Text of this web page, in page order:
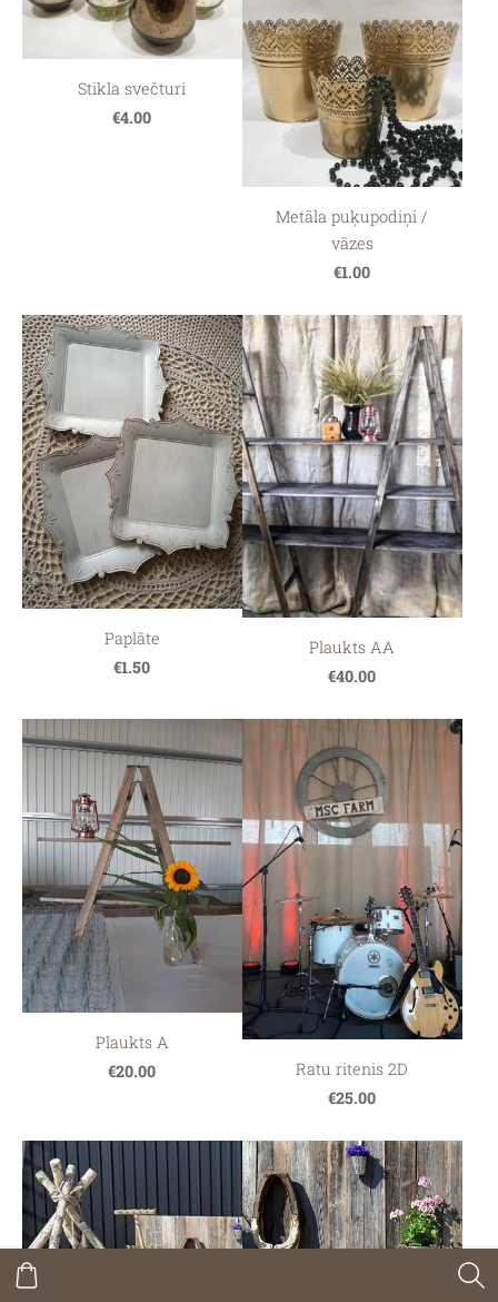
Stikla svečturi
€4.00
Metāla puķupodiņi /
vāzes
€1.00
Paplāte
€1.50
Plaukts AA
€40.00
Plaukts A
€20.00
Ratu ritenis 2D
€25.00